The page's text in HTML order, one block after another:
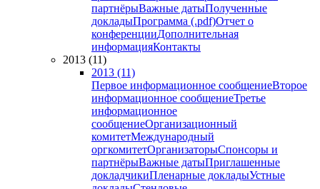
партнёрыВажные датыПолученные
докладыПрограмма (.pdf)Отчет о
конференцииДополнительная
информацияКонтакты
2013 (11)
2013 (11)
Первое информационное сообщениеВторое
информационное сообщениеТретье
информационное
сообщениеОрганизационный
комитетМеждународный
оргкомитетОрганизаторыСпонсоры и
партнёрыВажные датыПриглашенные
докладчикиПленарные докладыУстные